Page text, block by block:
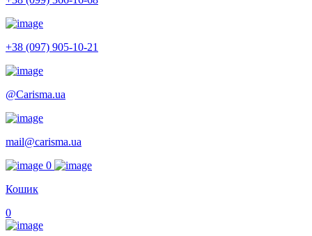
+38 (097) 905-10-21
@Carisma.ua
mail@carisma.ua
0
Кошик
0